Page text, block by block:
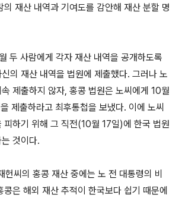
의 재산 내역과 기여도를 감안해 재산 분할 명
두 사람에게 각자 재산 내역을 공개하도록
의 재산 내역을 법원에 제출했다. 그러나 노
제출하지 않자, 홍콩 법원은 노씨에게 10월
제출하라고 최후통첩을 보냈다. 이에 노씨
피하기 위해 그 직전(10월 17일)에 한국 법원
것이다.
헌씨의 홍콩 재산 중에는 노 전 대통령의 비
은 해외 재산 추적이 한국보다 쉽기 때문에